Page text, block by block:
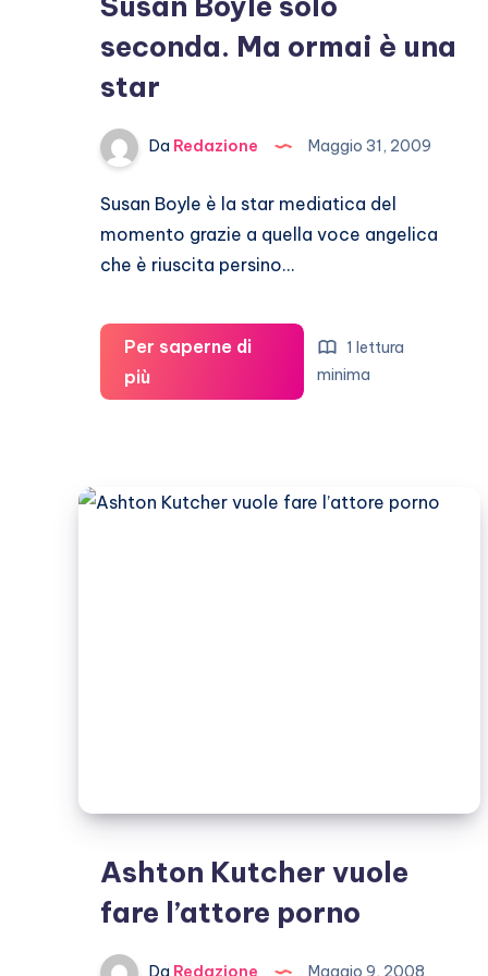
seconda. Ma ormai è una
star
Da Redazione Maggio 31, 2009
Susan Boyle è la star mediatica del
momento grazie a quella voce angelica
che è riuscita persino…
Per saperne di
piùSusan
Boyle
Ma
1 lettura
minima
Ashton Kutcher vuole
fare l’attore porno
Da Redazione Maggio 9, 2008